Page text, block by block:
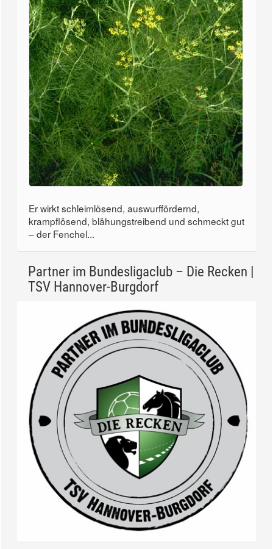
Er wirkt schleimlösend, auswurffördernd,
krampflösend, blähungstreibend und schmeckt gut
– der Fenchel...
Partner im Bundesligaclub – Die Recken |
TSV Hannover-Burgdorf